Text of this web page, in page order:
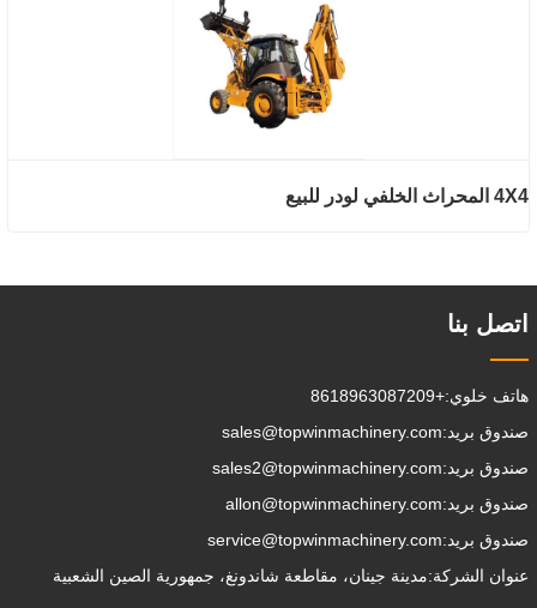
4X4 المحراث الخلفي لودر للبيع
اتصل بنا
هاتف خلوي:+8618963087209
صندوق بريد:sales@topwinmachinery.com
صندوق بريد:sales2@topwinmachinery.com
صندوق بريد:allon@topwinmachinery.com
صندوق بريد:service@topwinmachinery.com
عنوان الشركة:مدينة جينان، مقاطعة شاندونغ، جمهورية الصين الشعبية